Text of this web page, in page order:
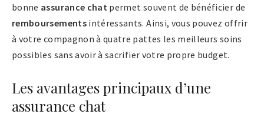
bonne assurance chat permet souvent de bénéficier de
remboursementsintéressants. Ainsi, vous pouvez offrir
à votre compagnon à quatre pattes les meilleurs soins
possibles sans avoir à sacrifier votre propre budget.
Les avantages principaux d’une
assurance chat